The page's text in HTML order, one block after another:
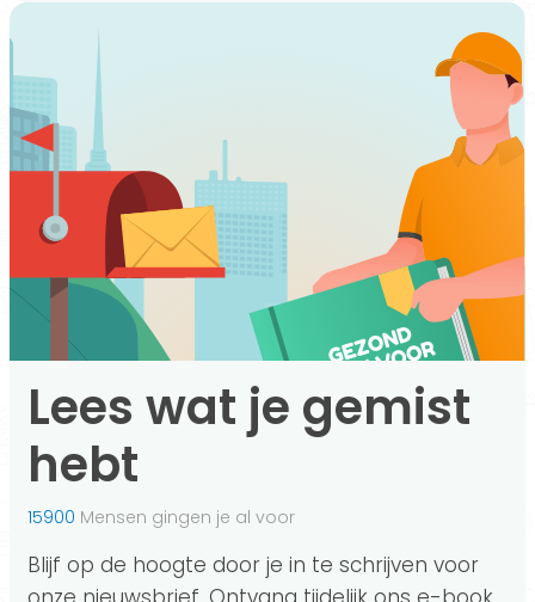
Lees wat je gemist
hebt
15900 Mensen gingen je al voor
Blijf op de hoogte door je in te schrijven voor